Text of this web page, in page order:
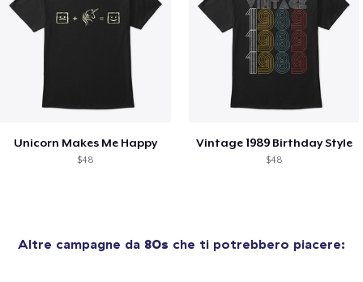
Unicorn Makes Me Happy
$48
Vintage 1989 Birthday Style
$48
Altre campagne da 80s che ti potrebbero piacere: